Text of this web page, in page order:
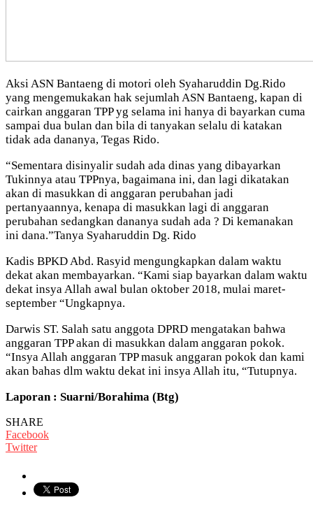
Aksi ASN Bantaeng di motori oleh Syaharuddin Dg.Rido
yang mengemukakan hak sejumlah ASN Bantaeng, kapan di
cairkan anggaran TPP yg selama ini hanya di bayarkan cuma
sampai dua bulan dan bila di tanyakan selalu di katakan
tidak ada dananya, Tegas Rido.
“Sementara disinyalir sudah ada dinas yang dibayarkan
Tukinnya atau TPPnya, bagaimana ini, dan lagi dikatakan
akan di masukkan di anggaran perubahan jadi
pertanyaannya, kenapa di masukkan lagi di anggaran
perubahan sedangkan dananya sudah ada ? Di kemanakan
ini dana.”Tanya Syaharuddin Dg. Rido
Kadis BPKD Abd. Rasyid mengungkapkan dalam waktu
dekat akan membayarkan. “Kami siap bayarkan dalam waktu
dekat insya Allah awal bulan oktober 2018, mulai maret-
september “Ungkapnya.
Darwis ST. Salah satu anggota DPRD mengatakan bahwa
anggaran TPP akan di masukkan dalam anggaran pokok.
“Insya Allah anggaran TPP masuk anggaran pokok dan kami
akan bahas dlm waktu dekat ini insya Allah itu, “Tutupnya.
Laporan : Suarni/Borahima (Btg)
SHARE
Facebook
Twitter